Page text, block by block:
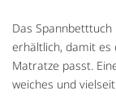
Das
erhältlich, damit es
Matratze passt.
weiches und